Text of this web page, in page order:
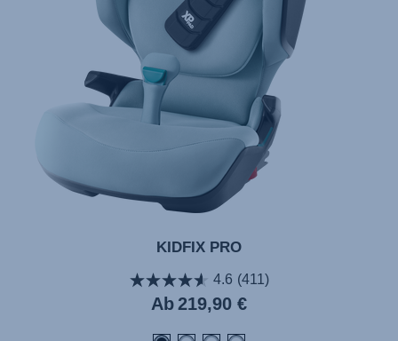
KIDFIX PRO
4.6 (411)
Ab Aktueller
Preis
219,90 €